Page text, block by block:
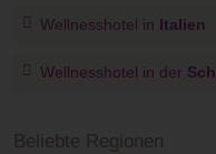
Wellnesshotel in Italien
Wellnesshotel in der
Beliebte Regionen